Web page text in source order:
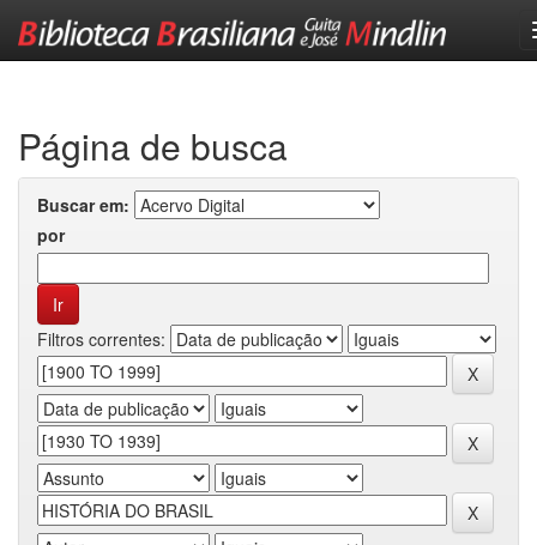
Página de busca
Buscar em:
por
Filtros correntes: